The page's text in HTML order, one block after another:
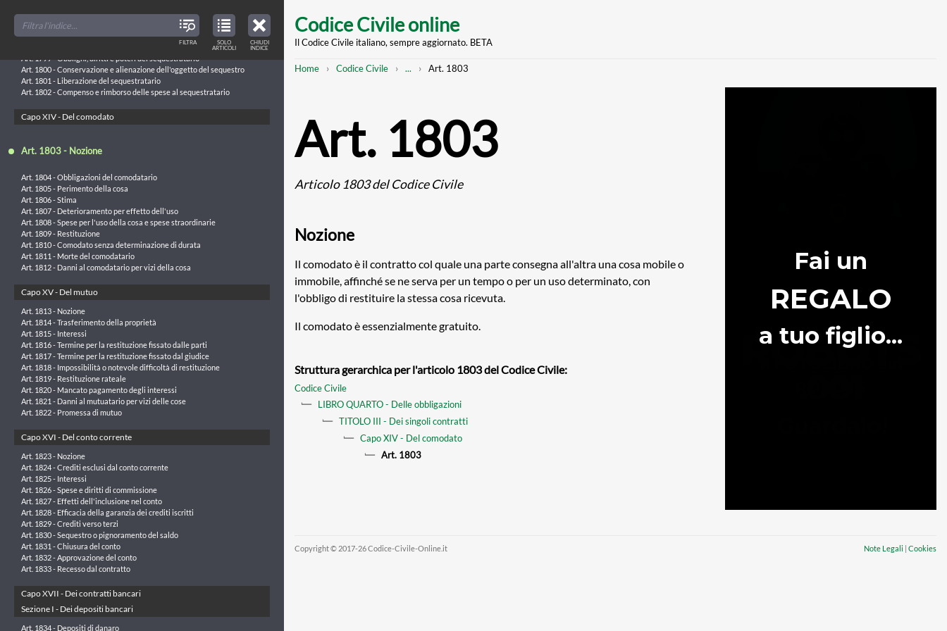
TABLE
OF
CONTENTS
CHIUDI
INDICE
main
Codice Civile online
Il Codice Civile italiano, sempre aggiornato. BETA
Breadcrumb
Home Codice Civile
Mostra
... Art. 1803
Art. 1803
Articolo 1803 del Codice Civile
Nozione
Il comodato è il contratto col quale una parte consegna all'altra una cosa mobile o
immobile, affinché se ne serva per un tempo o per un uso determinato, con
l'obbligo di restituire la stessa cosa ricevuta.
Il comodato è essenzialmente gratuito.
Struttura gerarchica per l'articolo 1803 del Codice Civile:
Codice Civile
LIBRO QUARTO - Delle obbligazioni
TITOLO III - Dei singoli contratti
Capo XIV - Del comodato
Art. 1803
Copyright © 2017-26 Codice-Civile-Online.it Note Legali | Cookies
TOC
TITLES
FILTRA
VIEW
ONLY
ARTICLES
IN
TABLE
CONTENTS
SOLO
ARTICOLI
Capo XIII - Del sequestro convenzionale
Art. 1799 - Obblighi, diritti e poteri del sequestratario
Art. 1800 - Conservazione e alienazione dell'oggetto del sequestro
Art. 1801 - Liberazione del sequestratario
Art. 1802 - Compenso e rimborso delle spese al sequestratario
Capo XIV - Del comodato
Art. 1803 - Nozione
Art. 1804 - Obbligazioni del comodatario
Art. 1805 - Perimento della cosa
Art. 1806 - Stima
Art. 1807 - Deterioramento per effetto dell'uso
Art. 1808 - Spese per l'uso della cosa e spese straordinarie
Art. 1809 - Restituzione
Art. 1810 - Comodato senza determinazione di durata
Art. 1811 - Morte del comodatario
Art. 1812 - Danni al comodatario per vizi della cosa
Capo XV - Del mutuo
Art. 1813 - Nozione
Art. 1814 - Trasferimento della proprietà
Art. 1815 - Interessi
Art. 1816 - Termine per la restituzione fissato dalle parti
Art. 1817 - Termine per la restituzione fissato dal giudice
Art. 1818 - Impossibilità o notevole difficoltà di restituzione
Art. 1819 - Restituzione rateale
Art. 1820 - Mancato pagamento degli interessi
Art. 1821 - Danni al mutuatario per vizi delle cose
Art. 1822 - Promessa di mutuo
Capo XVI - Del conto corrente
Art. 1823 - Nozione
Art. 1824 - Crediti esclusi dal conto corrente
Art. 1825 - Interessi
Art. 1826 - Spese e diritti di commissione
Art. 1827 - Effetti dell'inclusione nel conto
Art. 1828 - Efficacia della garanzia dei crediti iscritti
Art. 1829 - Crediti verso terzi
Art. 1830 - Sequestro o pignoramento del saldo
Art. 1831 - Chiusura del conto
Art. 1832 - Approvazione del conto
Art. 1833 - Recesso dal contratto
Capo XVII - Dei contratti bancari
Sezione I - Dei depositi bancari
Art. 1834 - Depositi di danaro